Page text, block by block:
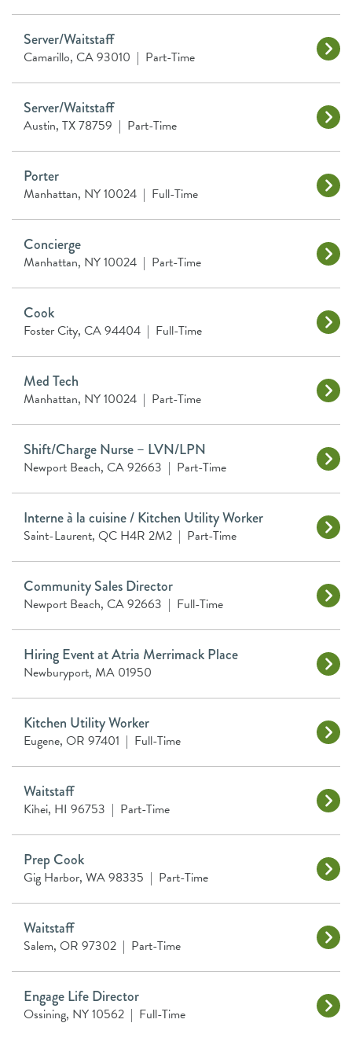
Server/Waitstaff
Camarillo, CA 93010 | Part-Time
Server/Waitstaff
Austin, TX 78759 | Part-Time
Porter
Manhattan, NY 10024 | Full-Time
Concierge
Manhattan, NY 10024 | Part-Time
Cook
Foster City, CA 94404 | Full-Time
Med Tech
Manhattan, NY 10024 | Part-Time
Shift/Charge Nurse – LVN/LPN
Newport Beach, CA 92663 | Part-Time
Interne à la cuisine / Kitchen Utility Worker
Saint-Laurent, QC H4R 2M2 | Part-Time
Community Sales Director
Newport Beach, CA 92663 | Full-Time
Hiring Event at Atria Merrimack Place
Newburyport, MA 01950
Kitchen Utility Worker
Eugene, OR 97401 | Full-Time
Waitstaff
Kihei, HI 96753 | Part-Time
Prep Cook
Gig Harbor, WA 98335 | Part-Time
Waitstaff
Salem, OR 97302 | Part-Time
Engage Life Director
Ossining, NY 10562 | Full-Time